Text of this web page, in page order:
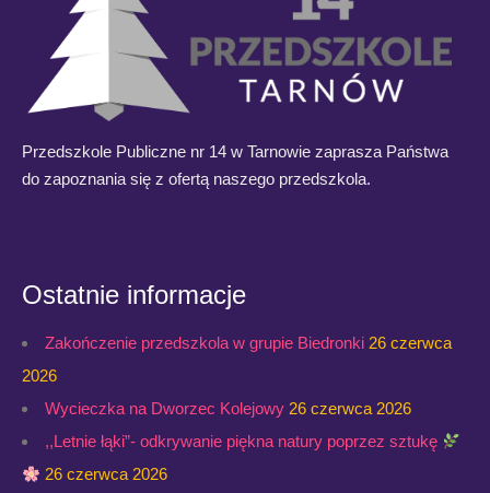
Przedszkole Publiczne nr 14 w Tarnowie zaprasza Państwa
do zapoznania się z ofertą naszego przedszkola.
Ostatnie informacje
Zakończenie przedszkola w grupie Biedronki 26 czerwca
2026
Wycieczka na Dworzec Kolejowy 26 czerwca 2026
,,Letnie łąki”- odkrywanie piękna natury poprzez sztukę
26 czerwca 2026